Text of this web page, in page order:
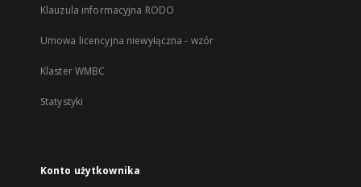
Klauzula informacyjna RODO
Umowa licencyjna niewyłączna - wzór
Klaster WMBC
Statystyki
Konto użytkownika